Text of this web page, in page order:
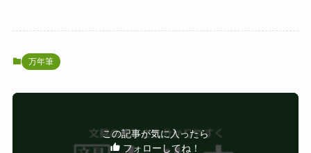
万年筆
この記事が気に入ったら
フォローしてね！